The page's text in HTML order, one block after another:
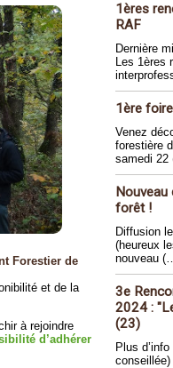
Forestier de
et de la
à rejoindre
d’adhérer
1ères
RAF
Dernière
Les 1ères
1ère
Venez
forestière
samedi
Nouveau
forêt !
Diffusion
(heureux
nouveau
3e
2024 :
(23)
Plus